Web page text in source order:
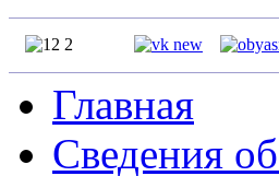
Главная
Сведения